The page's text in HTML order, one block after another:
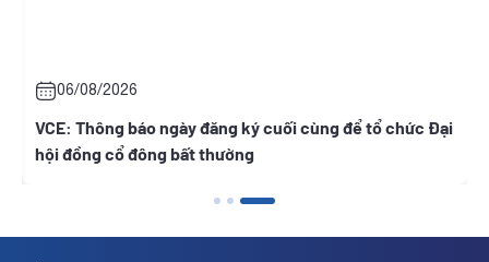
06/08/2026
VCE: Thông báo ngày đăng ký cuối cùng để tổ chức Đại
hội đồng cổ đông bất thường